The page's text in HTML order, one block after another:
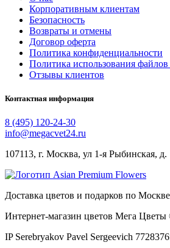
Корпоративным клиентам
Безопасность
Возвраты и отмены
Договор оферта
Политика конфиденциальности
Политика использования
Отзывы клиентов
Контактная информация
8 (495) 120-24-30
info@megacvet24.ru
107113, г. Москва, ул 1-я Рыбинская, д.
Доставка цветов и подарков по
Интернет-магазин цветов Мега Цветы
IP Serebryakov Pavel Sergeevich